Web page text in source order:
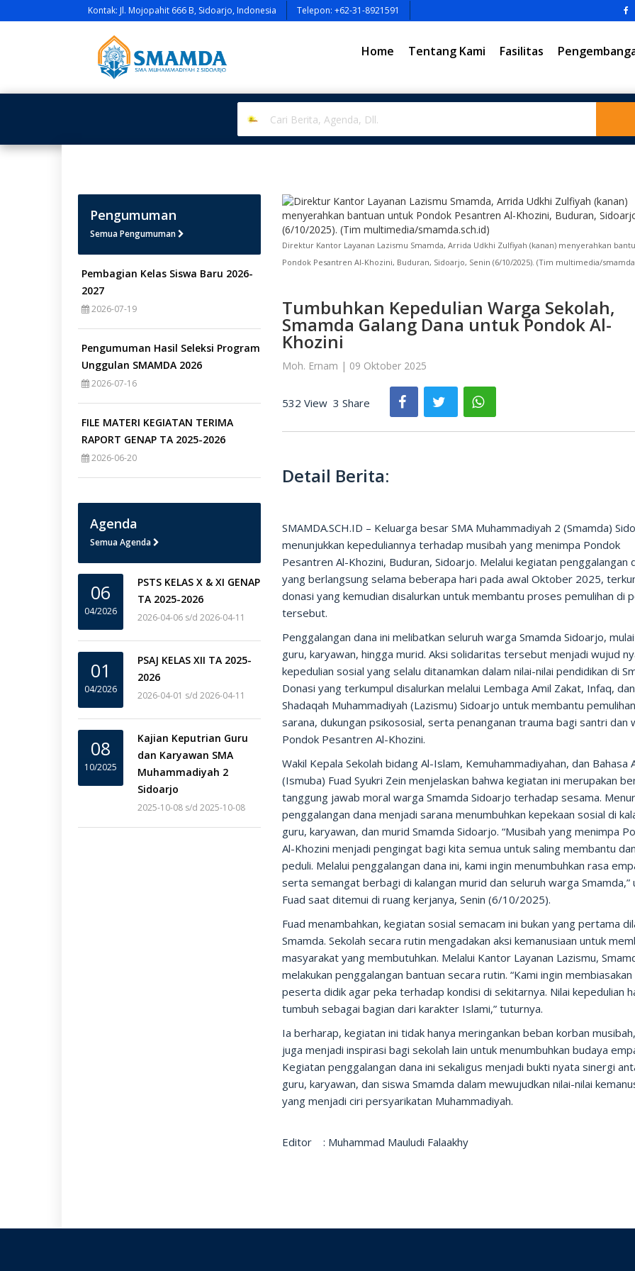
Kontak: Jl. Mojopahit 666 B, Sidoarjo, Indonesia Telepon: +62-31-8921591
Home Tentang Kami Fasilitas
Pengumuman
Semua Pengumuman
Pembagian Kelas Siswa Baru 2026-
2027
2026-07-19
Pengumuman Hasil Seleksi Program
Unggulan SMAMDA 2026
2026-07-16
FILE MATERI KEGIATAN TERIMA
RAPORT GENAP TA 2025-2026
2026-06-20
Agenda
Semua Agenda
06
04/2026
PSTS KELAS X & XI GENAP
TA 2025-2026
2026-04-06 s/d 2026-04-11
01
04/2026
PSAJ KELAS XII TA 2025-
2026
2026-04-01 s/d 2026-04-11
08
10/2025
Kajian Keputrian Guru
dan Karyawan SMA
Muhammadiyah 2
Sidoarjo
2025-10-08 s/d 2025-10-08
Direktur Kantor Layanan Lazismu Smamda, Arrida Udkhi Zulfiyah (kanan) menyerahkan
Pondok Pesantren Al-Khozini, Buduran, Sidoarjo, Senin (6/10/2025). (Tim multimedia/
Tumbuhkan Kepedulian Warga Sekolah,
Smamda Galang Dana untuk Pondok Al-
Khozini
Moh. Ernam | 09 Oktober 2025
532 View 3 Share
Detail Berita:
SMAMDA.SCH.ID – Keluarga besar SMA Muhammadiyah 2 (Smamda)
menunjukkan kepeduliannya terhadap musibah yang menimpa Pondok
Pesantren Al-Khozini, Buduran, Sidoarjo. Melalui kegiatan penggalangan
yang berlangsung selama beberapa hari pada awal Oktober 2025,
donasi yang kemudian disalurkan untuk membantu proses pemulihan di
tersebut.
Penggalangan dana ini melibatkan seluruh warga Smamda Sidoarjo,
guru, karyawan, hingga murid. Aksi solidaritas tersebut menjadi wujud
kepedulian sosial yang selalu ditanamkan dalam nilai-nilai pendidikan di
Donasi yang terkumpul disalurkan melalui Lembaga Amil Zakat, Infaq, dan
Shadaqah Muhammadiyah (Lazismu) Sidoarjo untuk membantu pemulihan
sarana, dukungan psikososial, serta penanganan trauma bagi santri dan
Pondok Pesantren Al-Khozini.
Wakil Kepala Sekolah bidang Al-Islam, Kemuhammadiyahan, dan Bahasa
(Ismuba) Fuad Syukri Zein menjelaskan bahwa kegiatan ini merupakan
tanggung jawab moral warga Smamda Sidoarjo terhadap sesama.
penggalangan dana menjadi sarana menumbuhkan kepekaan sosial di
guru, karyawan, dan murid Smamda Sidoarjo. “Musibah yang menimpa
Al-Khozini menjadi pengingat bagi kita semua untuk saling membantu dan
peduli. Melalui penggalangan dana ini, kami ingin menumbuhkan rasa
serta semangat berbagi di kalangan murid dan seluruh warga Smamda,”
Fuad saat ditemui di ruang kerjanya, Senin (6/10/2025).
Fuad menambahkan, kegiatan sosial semacam ini bukan yang pertama
Smamda. Sekolah secara rutin mengadakan aksi kemanusiaan untuk
masyarakat yang membutuhkan. Melalui Kantor Layanan Lazismu,
melakukan penggalangan bantuan secara rutin. “Kami ingin membiasakan
peserta didik agar peka terhadap kondisi di sekitarnya. Nilai kepedulian
tumbuh sebagai bagian dari karakter Islami,” tuturnya.
Ia berharap, kegiatan ini tidak hanya meringankan beban korban
juga menjadi inspirasi bagi sekolah lain untuk menumbuhkan budaya
Kegiatan penggalangan dana ini sekaligus menjadi bukti nyata sinergi
guru, karyawan, dan siswa Smamda dalam mewujudkan nilai-nilai
yang menjadi ciri persyarikatan Muhammadiyah.
Editor : Muhammad Mauludi Falaakhy